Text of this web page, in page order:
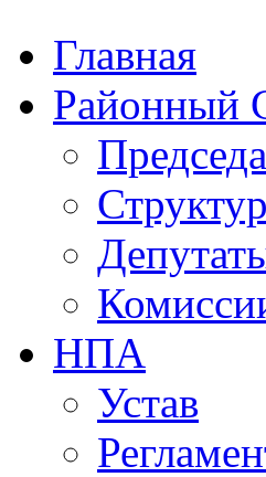
Главная
Районный
НПА
Устав